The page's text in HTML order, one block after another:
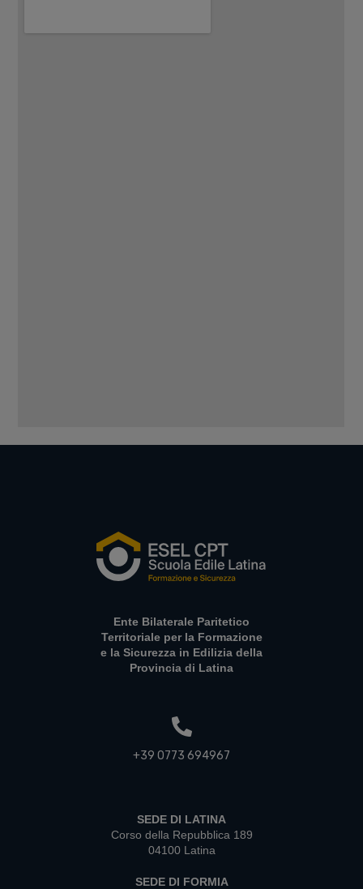
Ente Bilaterale Paritetico
Territoriale per la Formazione
e la Sicurezza in Edilizia della
Provincia di Latina
+39 0773 694967
SEDE DI LATINA
Corso della Repubblica 189
04100 Latina
SEDE DI FORMIA